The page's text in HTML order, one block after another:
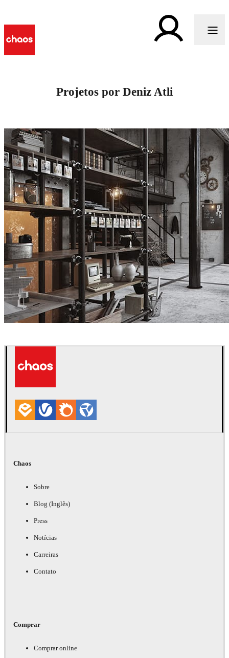
Projetos por Deniz Atli
Chaos
Sobre
Blog (Inglês)
Press
Notícias
Carreiras
Contato
Comprar
Comprar online